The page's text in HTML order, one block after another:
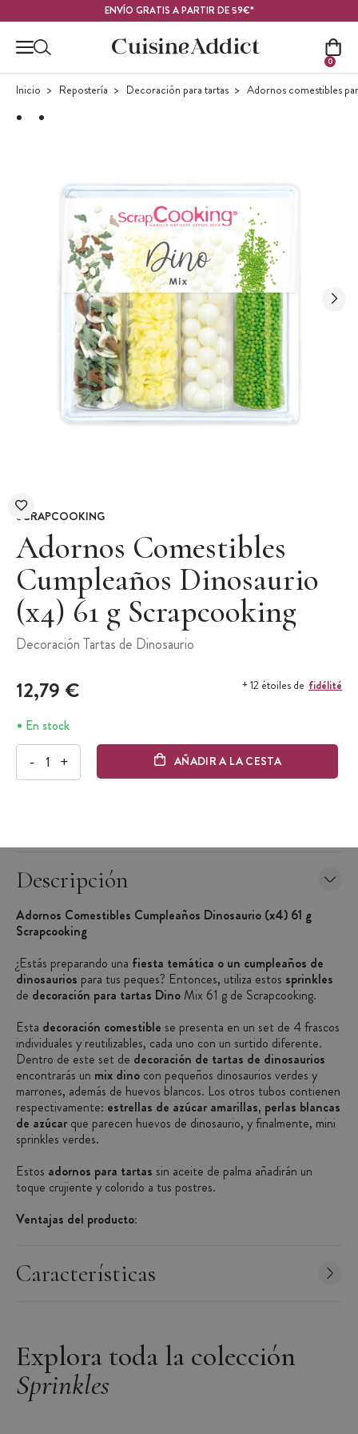
ENVÍO GRATIS A PARTIR DE 59€*
0
Inicio Repostería Decoración para tartas Adornos comestibles
SCRAPCOOKING
Adornos Comestibles
Cumpleaños Dinosaurio
(x4) 61 g Scrapcooking
Decoración Tartas de Dinosaurio
12,79 € + 12 étoiles de fidélité
En stock
- + AÑADIR A LA CESTA
Descripción
Adornos Comestibles Cumpleaños Dinosaurio (x4) 61 g
Scrapcooking
¿Estás preparando una fiesta temática o un cumpleaños de
dinosaurios para tus peques? Entonces, utiliza estos sprinkles
de decoración para tartas Dino Mix 61 g de Scrapcooking.
Esta decoración comestible se presenta en un set de 4 frascos
individuales y reutilizables, cada uno con un surtido diferente.
Dentro de este set de decoración de tartas de dinosaurios
encontrarás un mix dino con pequeños dinosaurios verdes y
marrones, además de huevos blancos. Los otros tubos contienen
respectivamente: estrellas de azúcar amarillas, perlas blancas
de azúcar que parecen huevos de dinosaurio, y finalmente, mini
sprinkles verdes.
Estos adornos para tartas sin aceite de palma añadirán un
toque crujiente y colorido a tus postres.
Ventajas del producto:
4 decoraciones para cumpleaños de dinosaurios
Adornos comestibles para tartas
Temática: cumpleaños dinosaurio, tarta de dinosaurio
Presentación: 4 frascos individuales con tapa
Características
Explora toda la colección
Sprinkles